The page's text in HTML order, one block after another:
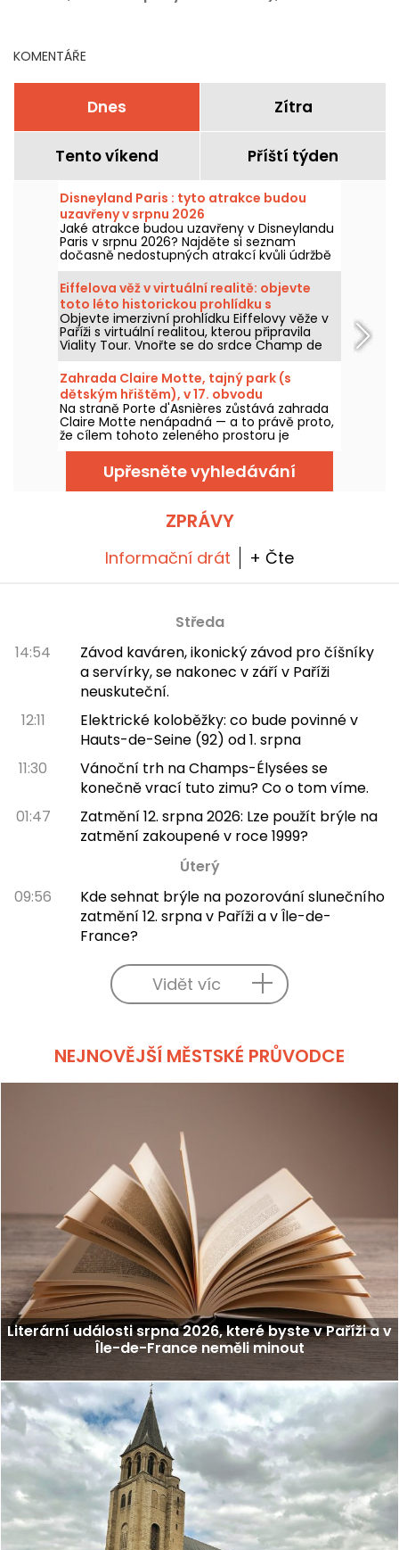
KOMENTÁŘE
Dnes Zítra
Tento víkend Příští týden
Disneyland Paris : tyto atrakce budou
uzavřeny v srpnu 2026
Jaké atrakce budou uzavřeny v Disneylandu
Paris v srpnu 2026? Najděte si seznam
dočasně nedostupných atrakcí kvůli údržbě
nebo rekonstrukci, abyste si mohli
naplánovat návštěvu v parcích Disney.
Eiffelova věž v virtuální realitě: objevte
toto léto historickou prohlídku s
průvodcem Viality Tour
Objevte imerzivní prohlídku Eiffelovy věže v
Paříži s virtuální realitou, kterou připravila
Viality Tour. Vnořte se do srdce Champ de
Mars a znovu prožijte výstavbu a slavnostní
otevření Železné dámy v roce 1889. Nová
verze, ještě věrnější než kdy dřív, vyšla 31.
března 2026. Při té příležitosti pro vás máme
promo kód! A aby se dalo snáze zvládnout
horké dny, všechny jejich prohlídky probíhají
ve stínu.
Zahrada Claire Motte, tajný park (s
dětským hřištěm), v 17. obvodu
Na straně Porte d'Asnières zůstává zahrada
Claire Motte nenápadná — a to právě proto,
že cílem tohoto zeleného prostoru je
nabídnout klidné místo pro načerpání sil.
Upřesněte vyhledávání
ZPRÁVY
Informační drát + Čte
Středa
14:54
Závod kaváren, ikonický závod pro číšníky
a servírky, se nakonec v září v Paříži
neuskuteční.
12:11
Elektrické koloběžky: co bude povinné v
Hauts-de-Seine (92) od 1. srpna
11:30
Vánoční trh na Champs-Élysées se
konečně vrací tuto zimu? Co o tom víme.
01:47
Zatmění 12. srpna 2026: Lze použít brýle na
zatmění zakoupené v roce 1999?
Úterý
09:56
Kde sehnat brýle na pozorování slunečního
zatmění 12. srpna v Paříži a v Île-de-
France?
Vidět víc
NEJNOVĚJŠÍ MĚSTSKÉ PRŮVODCE
Literární události srpna 2026, které byste v Paříži a v
Île-de-France neměli minout